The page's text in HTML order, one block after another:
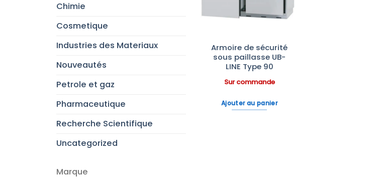
Chimie
Cosmetique
Industries des Materiaux
Nouveautés
Petrole et gaz
Pharmaceutique
Recherche Scientifique
Uncategorized
Marque
Armoire de sécurité
sous paillasse UB-
LINE Type 90
Sur commande
Ajouter au panier